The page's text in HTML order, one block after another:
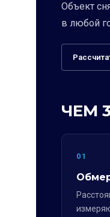
Объект
в любой
ЧЕМ
01